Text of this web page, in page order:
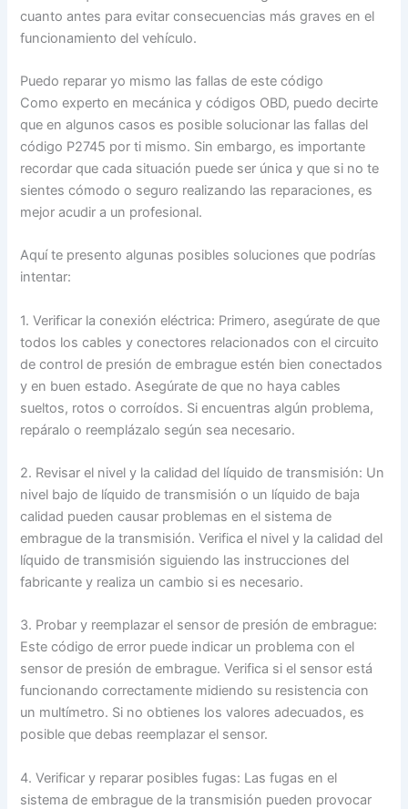
cuanto antes para evitar consecuencias más graves en el
funcionamiento del vehículo.
Puedo reparar yo mismo las fallas de este código
Como experto en mecánica y códigos OBD, puedo decirte
que en algunos casos es posible solucionar las fallas del
código P2745 por ti mismo. Sin embargo, es importante
recordar que cada situación puede ser única y que si no te
sientes cómodo o seguro realizando las reparaciones, es
mejor acudir a un profesional.
Aquí te presento algunas posibles soluciones que podrías
intentar:
1. Verificar la conexión eléctrica: Primero, asegúrate de que
todos los cables y conectores relacionados con el circuito
de control de presión de embrague estén bien conectados
y en buen estado. Asegúrate de que no haya cables
sueltos, rotos o corroídos. Si encuentras algún problema,
repáralo o reemplázalo según sea necesario.
2. Revisar el nivel y la calidad del líquido de transmisión: Un
nivel bajo de líquido de transmisión o un líquido de baja
calidad pueden causar problemas en el sistema de
embrague de la transmisión. Verifica el nivel y la calidad del
líquido de transmisión siguiendo las instrucciones del
fabricante y realiza un cambio si es necesario.
3. Probar y reemplazar el sensor de presión de embrague:
Este código de error puede indicar un problema con el
sensor de presión de embrague. Verifica si el sensor está
funcionando correctamente midiendo su resistencia con
un multímetro. Si no obtienes los valores adecuados, es
posible que debas reemplazar el sensor.
4. Verificar y reparar posibles fugas: Las fugas en el
sistema de embrague de la transmisión pueden provocar